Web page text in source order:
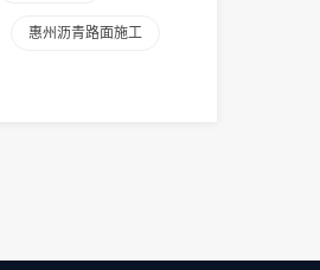
惠州沥青路面施工